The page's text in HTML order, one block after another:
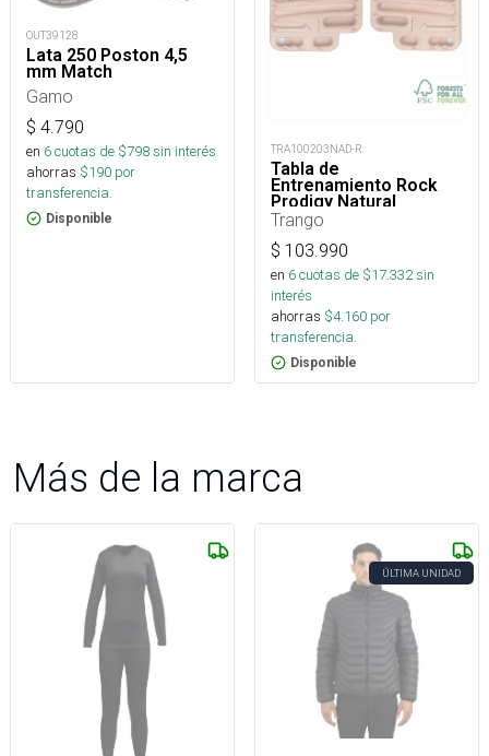
OUT39128
Lata 250 Poston 4,5
mm Match
Gamo
$ 4.790
en 6cuotas de $798sin interés
ahorras $190 por
transferencia.
Disponible
TRA100203NAD-R
Tabla de
Entrenamiento Rock
Prodigy Natural
Trango
$ 103.990
en 6cuotas de $17.332sin
interés
ahorras $4.160 por
transferencia.
Disponible
Más de la marca
ÚLTIMA UNIDAD